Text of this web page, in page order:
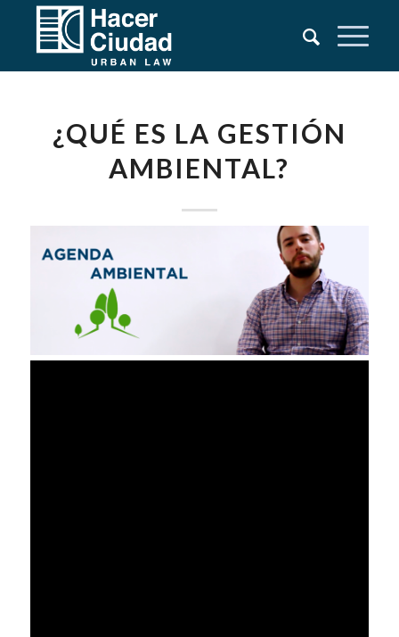
¿QUÉ ES LA GESTIÓN
AMBIENTAL?